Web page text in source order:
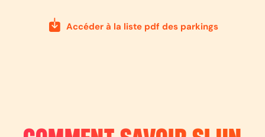
Accéder à la liste pdf des parkings